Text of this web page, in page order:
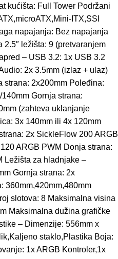
kućišta: Full Tower Podržani
ITX,SSI
napajanja: Bez napajanja
ležišta: 9 (pretvaranjem
– USB 3.2: 1x USB 3.2
2x 3.5mm (izlaz + ulaz)
strana: 2x200mm Poleđina:
Gornja strana:
(zahteva uklanjanje
3x 140mm ili 4x 120mm
2x SickleFlow 200 ARGB
ARGB PWM Donja strana:
Ležišta za hladnjake –
Gornja strana: 2x
360mm,420mm,480mm
slotova: 8 Maksimalna visina
Maksimalna dužina grafičke
– Dimenzije: 556mm x
staklo,Plastika Boja:
1x ARGB Kontroler,1x